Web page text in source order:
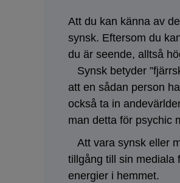
Att du kan känna av
synsk. Eftersom du
du är seende, alltså
Synsk betyder
att en sådan person
också ta in
man detta för psychic
Att vara synsk eller
tillgång till sin mediala
energier i hemmet.